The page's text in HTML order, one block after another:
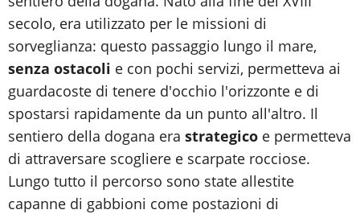
secolo, era utilizzato per le missioni di
sorveglianza: questo passaggio lungo il mare,
senza ostacoli e con pochi servizi, permetteva ai
guardacoste di tenere d'occhio l'orizzonte e di
spostarsi rapidamente da un punto all'altro. Il
sentiero della dogana era strategico e permetteva
di attraversare scogliere e scarpate rocciose.
Lungo tutto il percorso sono state allestite
capanne di gabbioni come postazioni di